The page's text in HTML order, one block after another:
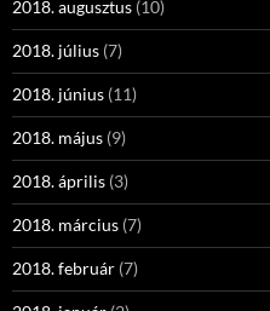
2018. augusztus (10)
2018. július (7)
2018. június (11)
2018. május (9)
2018. április (3)
2018. március (7)
2018. február (7)